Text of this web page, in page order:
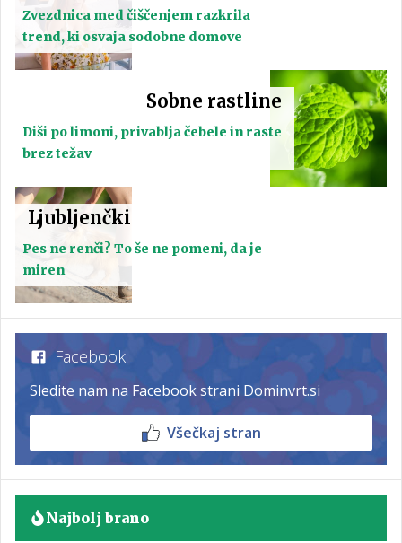
Zvezdnica med čiščenjem razkrila
trend, ki osvaja sodobne domove
Sobne rastline
Diši po limoni, privablja čebele in raste
brez težav
Ljubljenčki
Pes ne renči? To še ne pomeni, da je
miren
Facebook
Sledite nam na Facebook strani Dominvrt.si
Všečkaj stran
Najbolj brano